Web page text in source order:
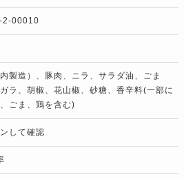
2-00010
製造）、豚肉、ニラ、サラダ油、ごま
ラ、胡椒、花山椒、砂糖、香辛料(一部に
ごま、鶏を含む)
して確認